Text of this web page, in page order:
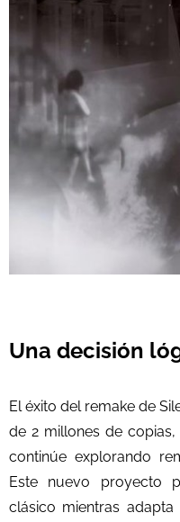
Una decisión
El éxito del remake de
de 2 millones de
continúe explorando
Este nuevo proyecto
clásico mientras